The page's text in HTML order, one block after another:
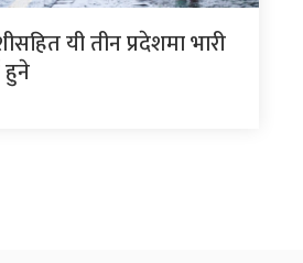
यी तीन प्रदेशमा भारी
हुने